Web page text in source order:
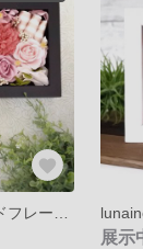
展示